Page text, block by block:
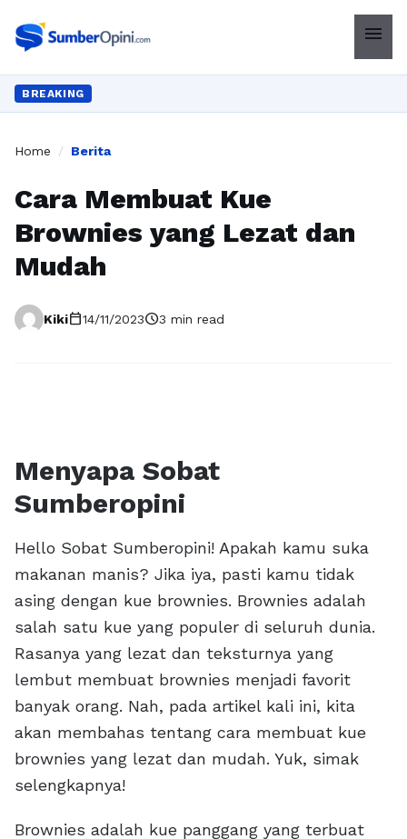
menu
BREAKING
Home / Berita
Cara Membuat Kue
Brownies yang Lezat dan
Mudah
Kikicalendar_today14/11/2023schedule3 min read
Menyapa Sobat
Sumberopini
Hello Sobat Sumberopini! Apakah kamu suka
makanan manis? Jika iya, pasti kamu tidak
asing dengan kue brownies. Brownies adalah
salah satu kue yang populer di seluruh dunia.
Rasanya yang lezat dan teksturnya yang
lembut membuat brownies menjadi favorit
banyak orang. Nah, pada artikel kali ini, kita
akan membahas tentang cara membuat kue
brownies yang lezat dan mudah. Yuk, simak
selengkapnya!
Brownies adalah kue panggang yang terbuat